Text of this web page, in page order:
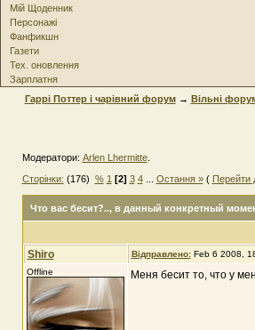
Мій Щоденник
Персонажі
Фанфикшн
Газети
Тех. оновлення
Зарплатня
Гаррі Поттер і чарівний форум→ Вільні
Модератори: Arlen Lhermitte.
Сторінки: (176) % 1 [2] 3 4... Остання »( Перейти
Что вас бесит?.., в данный конкретный
Shiro Відправлено: Feb 6 2008,
Offline
Меня бесит то, что у